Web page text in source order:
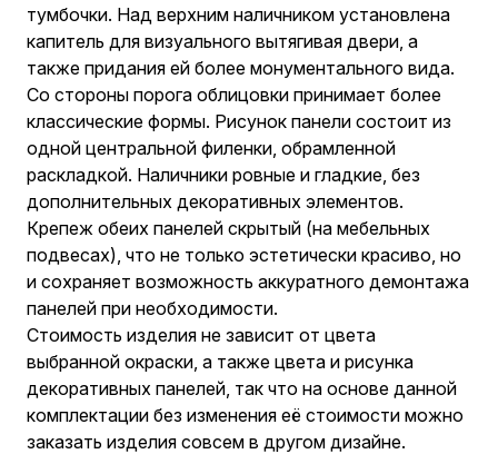
тумбочки. Над верхним наличником установлена
капитель для визуального вытягивая двери, а
также придания ей более монументального вида.
Со стороны порога облицовки принимает более
классические формы. Рисунок панели состоит из
одной центральной филенки, обрамленной
раскладкой. Наличники ровные и гладкие, без
дополнительных декоративных элементов.
Крепеж обеих панелей скрытый (на мебельных
подвесах), что не только эстетически красиво, но
и сохраняет возможность аккуратного демонтажа
панелей при необходимости.
Стоимость изделия не зависит от цвета
выбранной окраски, а также цвета и рисунка
декоративных панелей, так что на основе данной
комплектации без изменения её стоимости можно
заказать изделия совсем в другом дизайне.